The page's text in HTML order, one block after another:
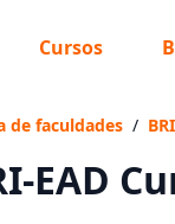
Cursos
Vamos te guiar no
de faculdades /
EAD